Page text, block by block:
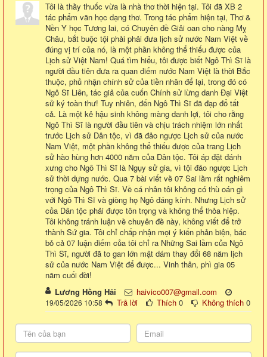
Tôi là thầy thuốc vừa là nhà thơ thời hiện tại. Tôi đã XB 2
tác phẩm văn học dạng thơ. Trong tác phẩm hiện tại, Thơ &
Nền Y học Tương lai, có Chuyên đề Giải oan cho nàng Mỵ
Châu, bắt buộc tội phải phải đưa lịch sử nước Nam Việt về
đúng vị trí của nó, là một phần không thể thiếu được của
Lịch sử Việt Nam! Quá tìm hiểu, tôi được biết Ngô Thì Sĩ là
người đầu tiên đưa ra quan điểm nước Nam Việt là thời Bắc
thuộc, phủ nhận chính sử của tiền nhân để lại, trong đó có
Ngô Sĩ Liên, tác giả của cuốn Chính sử lừng danh Đại Việt
sử ký toàn thư! Tuy nhiên, đến Ngô Thì Sĩ đã đạp đổ tất
cả. Là một kẻ hậu sinh không màng danh lợi, tôi cho rằng
Ngô Thì Sĩ là người đầu tiên và chịu trách nhiệm lớn nhất
trước Lịch sử Dân tộc, vì đã đảo ngược Lịch sử của nước
Nam Việt, một phần không thể thiếu được của trang Lịch
sử hào hùng hơn 4000 năm của Dân tộc. Tôi áp đặt đánh
xưng cho Ngô Thì Sĩ là Ngụy sử gia, vì tội đảo ngược Lịch
sử thời dựng nước. Qua 7 bài viết về 07 Sai lầm rất nghiêm
trọng của Ngô Thì Sĩ. Về cá nhân tôi không có thù oán gì
với Ngô Thì Sĩ và giòng họ Ngô đáng kính. Nhưng Lịch sử
của Dân tộc phải được tôn trọng và không thể thỏa hiệp.
Tôi không tránh luận về chuyên đề này, không viết để trở
thành Sứ gia. Tôi chỉ chấp nhận mọi ý kiến phản biện, bác
bỏ cả 07 luận điểm của tôi chỉ ra Những Sai lầm của Ngô
Thì Sĩ, người đã to gan lớn mật dám thay đổi 68 năm lịch
sử của nước Nam Việt để được... Vinh thân, phì gia 05
năm cuối đời!
Lương Hồng Hải
haivico007@gmail.com
19/05/2026 10:58 Trả lời Thích 0 Không thích 0